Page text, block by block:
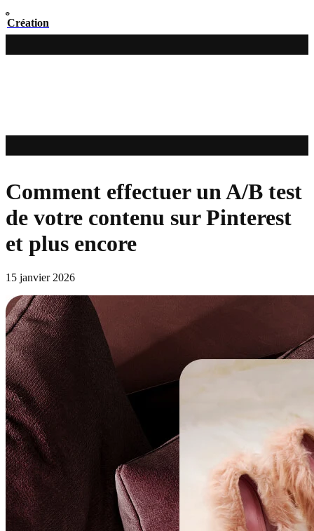
Création
Comment effectuer un A/B test
de votre contenu sur Pinterest
et plus encore
15 janvier 2026